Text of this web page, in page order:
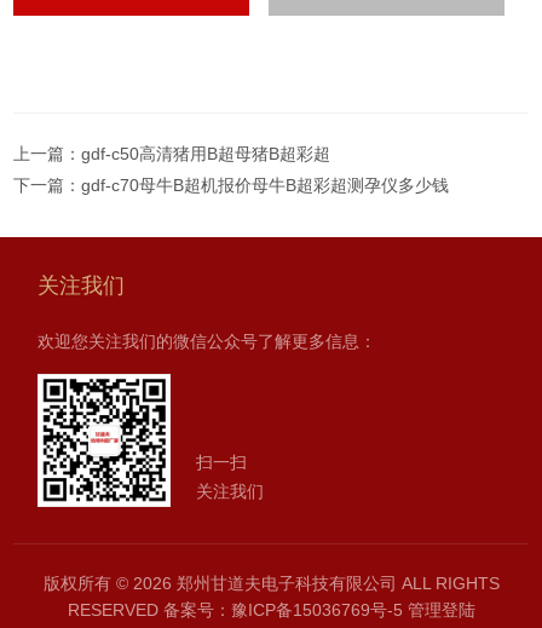
上一篇：gdf-c50高清猪用B超母猪B超彩超
下一篇：gdf-c70母牛B超机报价母牛B超彩超测孕仪多少钱
关注我们
欢迎您关注我们的微信公众号了解更多信息：
扫一扫
关注我们
版权所有 © 2026 郑州甘道夫电子科技有限公司 ALL RIGHTS
RESERVED 备案号：豫ICP备15036769号-5 管理登陆